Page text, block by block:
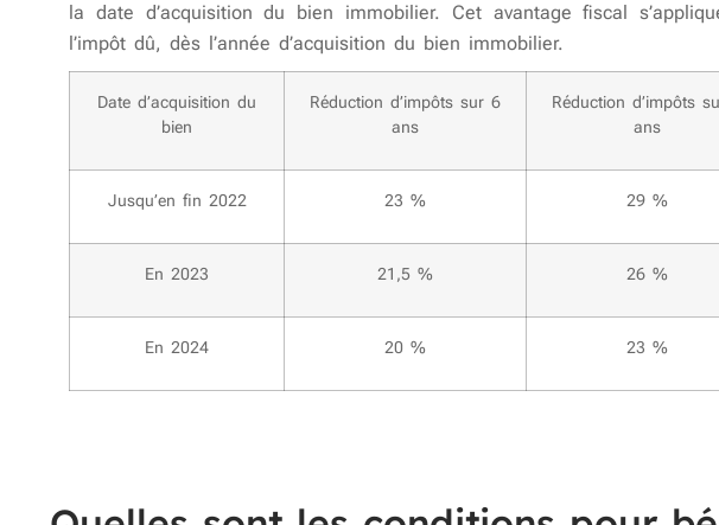
la date d’acquisition du bien immobilier. Cet avantage fiscal
l’impôt dû, dès l’année d’acquisition du bien immobilier.
Date d’acquisition du
bien
Réduction d’impôts sur 6
ans
Réduction d’impôts
ans
Jusqu’en fin 2022 23 % 29 %
En 2023 21,5 % 26 %
En 2024 20 % 23 %